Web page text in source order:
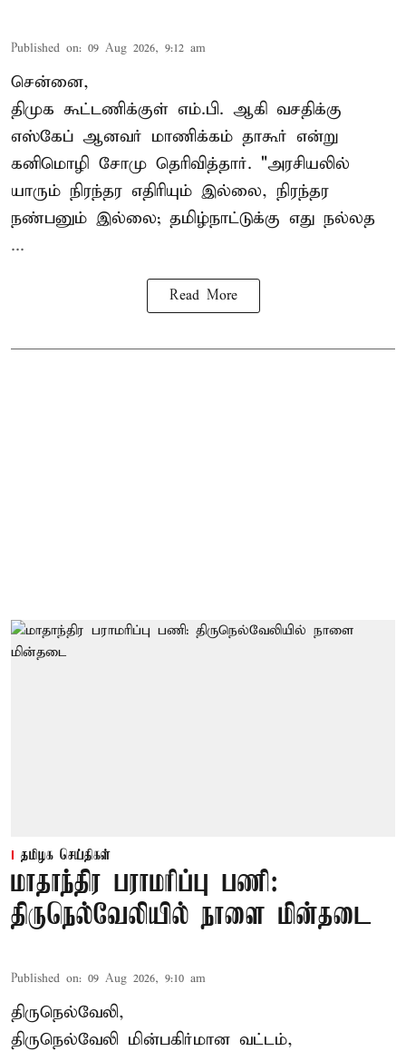
Published on: 09 Aug 2026, 9:12 am
சென்னை,
திமுக கூட்டணிக்குள் எம்.பி. ஆகி வசதிக்கு
எஸ்கேப் ஆனவர் மாணிக்கம் தாகூர் என்று
கனிமொழி சோமு தெரிவித்தார். "அரசியலில்
யாரும் நிரந்தர எதிரியும் இல்லை, நிரந்தர
நண்பனும் இல்லை; தமிழ்நாட்டுக்கு எது நல்லத
...
Read More
தமிழக செய்திகள்
மாதாந்திர பராமரிப்பு பணி:
திருநெல்வேலியில் நாளை மின்தடை
Published on: 09 Aug 2026, 9:10 am
திருநெல்வேலி,
திருநெல்வேலி மின்பகிர்மான வட்டம்,